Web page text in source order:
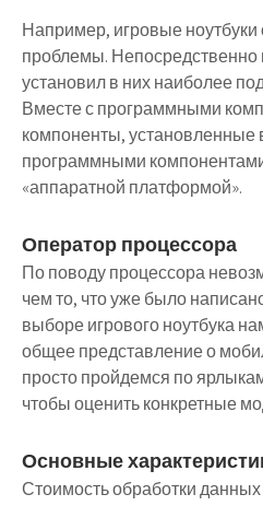
Например, игровые
проблемы. Непосредственно
установил в них наиболее
Вместе с программными
компоненты, установленные
программными
«аппаратной платформой».
Оператор процессора
По поводу процессора
чем то, что уже было
выборе игрового ноутбука
общее представление о
просто пройдемся по
чтобы оценить конкретные
Основные
Стоимость обработки